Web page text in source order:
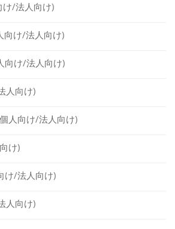
け/法人向け)
向け/法人向け)
向け/法人向け)
人向け)
個人向け/法人向け)
け)
け/法人向け)
人向け)